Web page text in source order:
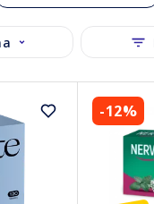
-12%